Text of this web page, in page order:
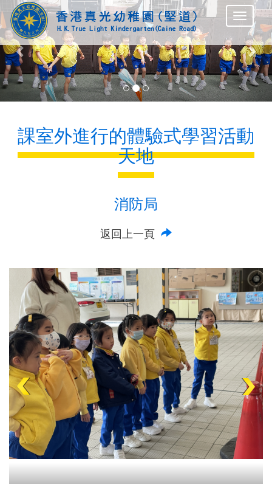
Previous
課室外進行的體驗式學習活動
天地
消防局
返回上一頁